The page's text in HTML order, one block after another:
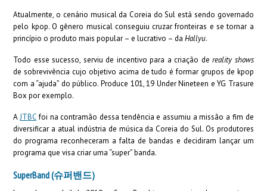
Atualmente, o cenário musical da Coreia do Sul está sendo governado
pelo kpop. O gênero musical conseguiu cruzar fronteiras e se tornar a
princípio o produto mais popular – e lucrativo – daHallyu.
Todo esse sucesso, serviu de incentivo para a criação dereality shows
de sobrevivência cujo objetivo acima de tudo é formar grupos de kpop
com a “ajuda” do público. Produce 101, 19 Under Nineteen e YG Trasure
Box por exemplo.
AJTBCfoi na contramão dessa tendência e assumiu a missão a fim de
diversificar a atual indústria de música da Coreia do Sul. Os produtores
do programa reconheceram a falta de bandas e decidiram lançar um
programa que visa criar uma “super” banda.
SuperBand (슈퍼밴드)